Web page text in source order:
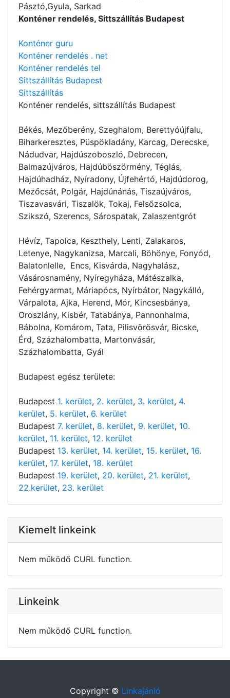
Pásztó,Gyula, Sarkad
Konténer rendelés, Sittszállítás Budapest
Konténer guru
Konténer rendelés . net
Konténer rendelés tel
Sittszállítás Budapest
Sittszállítás
Konténer rendelés, sittszállítás Budapest
Békés, Mezőberény, Szeghalom, Berettyóújfalu,
Biharkeresztes, Püspökladány, Karcag, Derecske,
Nádudvar, Hajdúszoboszló, Debrecen,
Balmazújváros, Hajdúböszörmény, Téglás,
Hajdúhadház, Nyíradony, Újfehértó, Hajdúdorog,
Mezőcsát, Polgár, Hajdúnánás, Tiszaújváros,
Tiszavasvári, Tiszalök, Tokaj, Felsőzsolca,
Szikszó, Szerencs, Sárospatak, Zalaszentgrót
Hévíz, Tapolca, Keszthely, Lenti, Zalakaros,
Letenye, Nagykanizsa, Marcali, Böhönye, Fonyód,
Balatonlelle, Encs, Kisvárda, Nagyhalász,
Vásárosnamény, Nyíregyháza, Mátészalka,
Fehérgyarmat, Máriapócs, Nyírbátor, Nagykálló,
Várpalota, Ajka, Herend, Mór, Kincsesbánya,
Oroszlány, Kisbér, Tatabánya, Pannonhalma,
Bábolna, Komárom, Tata, Pilisvörösvár, Bicske,
Érd, Százhalombatta, Martonvásár,
Százhalombatta, Gyál
Budapest egész területe:
Budapest 1. kerület, 2. kerület, 3. kerület, 4.
kerület, 5. kerület, 6. kerület
Budapest 7. kerület, 8. kerület, 9. kerület, 10.
kerület, 11. kerület, 12. kerület
Budapest 13. kerület, 14. kerület, 15. kerület, 16.
kerület, 17. kerület, 18. kerület
Budapest 19. kerület, 20. kerület, 21. kerület,
22.kerület, 23. kerület
Kiemelt linkeink
Nem működő CURL function.
Linkeink
Nem működő CURL function.
Copyright © Linkajánló